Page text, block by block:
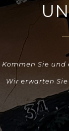
Kommen Sie und
Wir erwarten